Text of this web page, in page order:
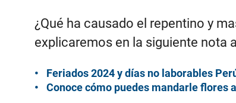
¿Qué ha causado el repentino y
explicaremos en la siguiente nota
Feriados 2024 y días no laborables
Conoce cómo puedes mandarle flores